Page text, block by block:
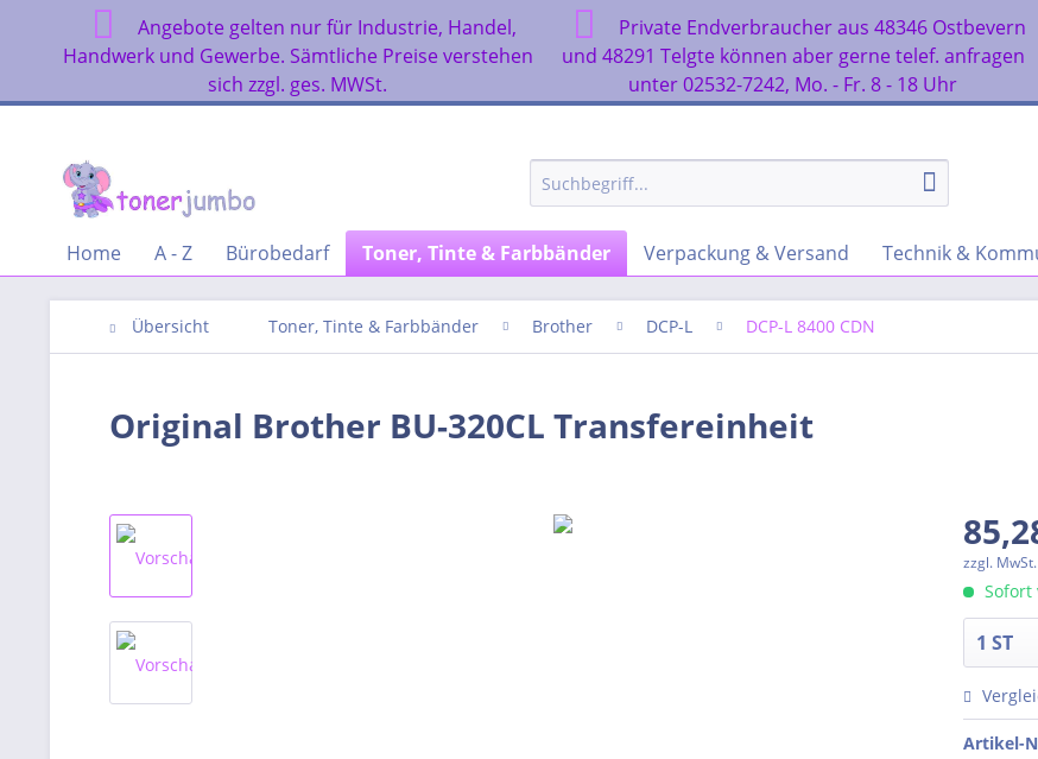
Angebote gelten nur für Industrie, Handel,
Handwerk und Gewerbe. Sämtliche Preise verstehen
sich zzgl. ges. MWSt.
Private Endverbraucher aus 48346 Ostbevern
und 48291 Telgte können aber gerne telef. anfragen
unter 02532-7242, Mo. - Fr. 8 - 18 Uhr
Home A - Z Bürobedarf Toner, Tinte & Farbbänder Verpackung & Versand Technik &
Übersicht Toner, Tinte & Farbbänder Brother DCP-L DCP-L 8400 CDN
Original Brother BU-320CL Transfereinheit
zzgl.
Sofort
Artikel-